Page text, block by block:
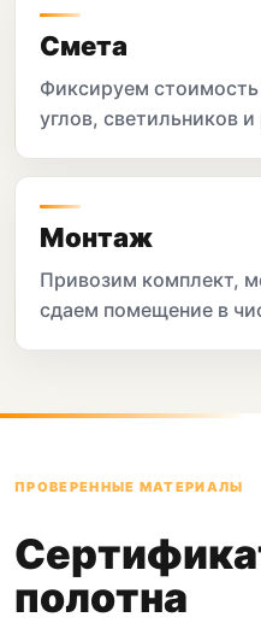
Смета
Фиксируем
углов, светильников и
Монтаж
Привозим комплект,
сдаем помещение в
ПРОВЕРЕННЫЕ МАТЕРИАЛЫ
полотна